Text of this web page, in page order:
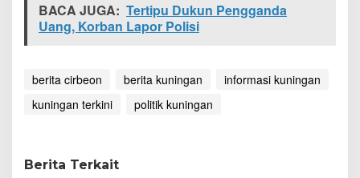
K
u
g
a
n
BACA JUGA: Tertipu Dukun Pengganda
Uang, Korban Lapor Polisi
berita cirbeon berita kuningan
informasi kuningan
kuningan terkini
politik kuningan
Berita Terkait